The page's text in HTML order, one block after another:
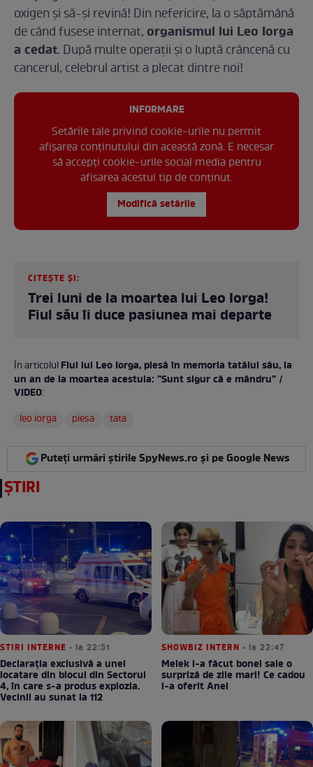
oxigen și să-și revină! Din nefericire, la o săptămână
de când fusese internat,organismul lui Leo Iorga
a cedat. După multe operații și o luptă crâncenă cu
cancerul, celebrul artist a plecat dintre noi!
INFORMARE
Setările tale privind cookie-urile nu permit
afișarea conținutului din această zonă. E necesar
să accepți cookie-urile social media pentru
afisarea acestui tip de conținut.
Modifică setările
CITEȘTE ȘI:
Trei luni de la moartea lui Leo Iorga!
Fiul său îi duce pasiunea mai departe
În articolulFiul lui Leo Iorga, piesă în memoria tatălui său, la
un an de la moartea acestuia: ”Sunt sigur că e mândru” /
VIDEO:
leo iorga
piesa tata
Puteți urmări știrile SpyNews.ro și pe Google News
ȘTIRI
STIRI INTERNE • la 22:51
Declarația exclusivă a unei
locatare din blocul din Sectorul
4, în care s-a produs explozia.
Vecinii au sunat la 112
SHOWBIZ INTERN • la 22:47
Melek i-a făcut bonei sale o
surpriză de zile mari! Ce cadou
i-a oferit Anei